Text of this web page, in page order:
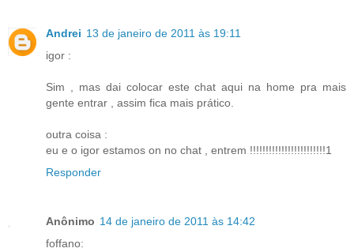
Andrei 13 de janeiro de 2011 às 19:11
igor :
Sim , mas dai colocar este chat aqui na home pra mais
gente entrar , assim fica mais prático.
outra coisa :
eu e o igor estamos on no chat , entrem !!!!!!!!!!!!!!!!!!!!!!!!1
Responder
Anônimo 14 de janeiro de 2011 às 14:42
foffano: